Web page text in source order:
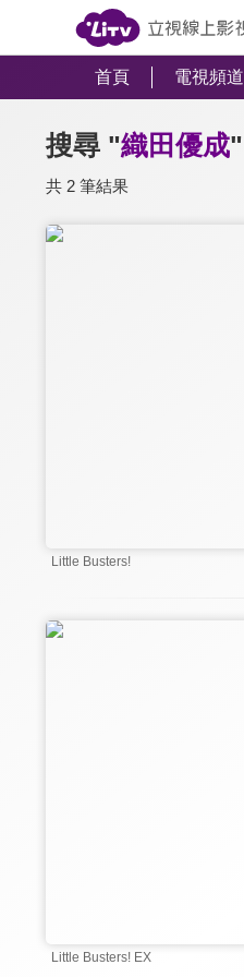
首頁 電視頻道
搜尋 "織田優成"
共 2 筆結果
Little Busters!
Little Busters! EX